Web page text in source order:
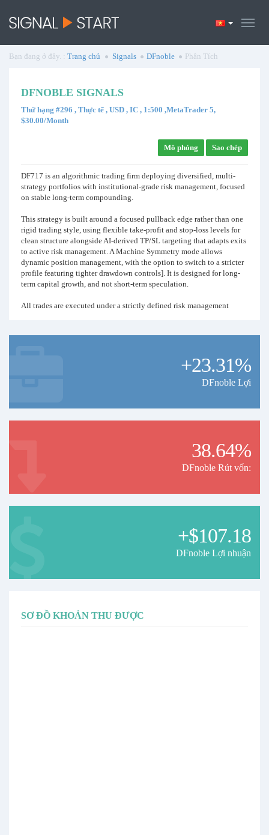
Bạn đang ở đây. : Trang chủ Signals DFnoble Phân Tích
DFNOBLE SIGNALS
Thứ hạng #296 , Thực tế , USD , IC , 1:500 ,MetaTrader 5,
$30.00/Month
Mô phỏng Sao chép
DF717 is an algorithmic trading firm deploying diversified, multi-
strategy portfolios with institutional-grade risk management, focused
on stable long-term compounding.
This strategy is built around a focused pullback edge rather than one
rigid trading style, using flexible take-profit and stop-loss levels for
clean structure alongside AI-derived TP/SL targeting that adapts exits
to active risk management. A Machine Symmetry mode allows
dynamic position management, with the option to switch to a stricter
profile featuring tighter drawdown controls]. It is designed for long-
term capital growth, and not short-term speculation.
All trades are executed under a strictly defined risk management
Disclaimer:
+23.31%
DFnoble Lợi
38.64%
DFnoble Rút vốn:
+$107.18
DFnoble Lợi nhuận
SƠ ĐỒ KHOẢN THU ĐƯỢC